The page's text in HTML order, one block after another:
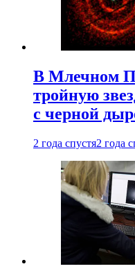
В Млечном
тройную
с черной
2 года спустя2 года